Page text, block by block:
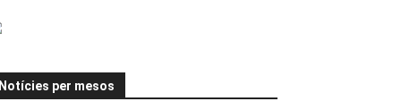
Notícies per mesos